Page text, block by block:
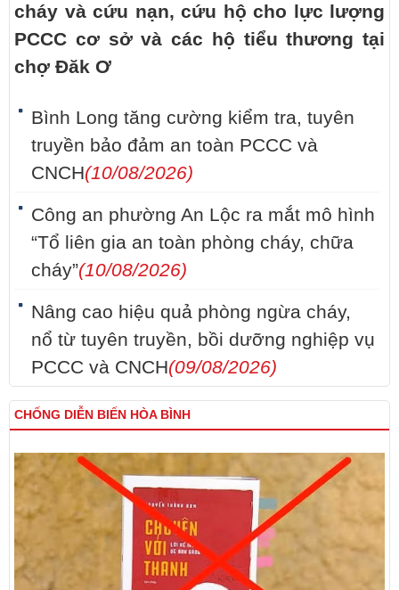
cháy và cứu nạn, cứu hộ cho lực lượng
PCCC cơ sở và các hộ tiểu thương tại
chợ Đăk Ơ
Bình Long tăng cường kiểm tra, tuyên
truyền bảo đảm an toàn PCCC và
CNCH(10/08/2026)
Công an phường An Lộc ra mắt mô hình
“Tổ liên gia an toàn phòng cháy, chữa
cháy”(10/08/2026)
Nâng cao hiệu quả phòng ngừa cháy,
nổ từ tuyên truyền, bồi dưỡng nghiệp vụ
PCCC và CNCH(09/08/2026)
CHỐNG DIỄN BIẾN HÒA BÌNH